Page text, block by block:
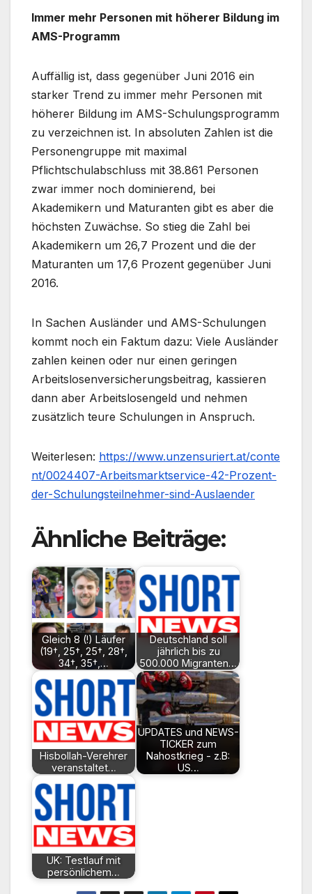
Immer mehr Personen mit höherer Bildung im
AMS-Programm
Auffällig ist, dass gegenüber Juni 2016 ein
starker Trend zu immer mehr Personen mit
höherer Bildung im AMS-Schulungsprogramm
zu verzeichnen ist. In absoluten Zahlen ist die
Personengruppe mit maximal
Pflichtschulabschluss mit 38.861 Personen
zwar immer noch dominierend, bei
Akademikern und Maturanten gibt es aber die
höchsten Zuwächse. So stieg die Zahl bei
Akademikern um 26,7 Prozent und die der
Maturanten um 17,6 Prozent gegenüber Juni
2016.
In Sachen Ausländer und AMS-Schulungen
kommt noch ein Faktum dazu: Viele Ausländer
zahlen keinen oder nur einen geringen
Arbeitslosenversicherungsbeitrag, kassieren
dann aber Arbeitslosengeld und nehmen
zusätzlich teure Schulungen in Anspruch.
Weiterlesen: https://www.unzensuriert.at/conte
nt/0024407-Arbeitsmarktservice-42-Prozent-
der-Schulungsteilnehmer-sind-Auslaender
Ähnliche Beiträge:
Gleich 8 (!) Läufer
(19†, 25†, 25†, 28†,
34†, 35†,…
Deutschland soll
jährlich bis zu
500.000 Migranten…
Hisbollah-Verehrer
veranstaltet…
UPDATES und NEWS-
TICKER zum
Nahostkrieg - z.B:
US…
UK: Testlauf mit
persönlichem…